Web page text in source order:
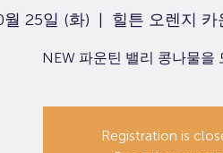
월 25일 (화)
  |
힐튼 오렌지
NEW 파운틴 밸리 콩나물을
Registration is